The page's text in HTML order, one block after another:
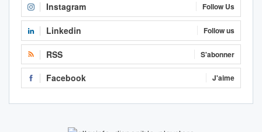
Instagram Follow Us
Linkedin Follow us
RSS S'abonner
Facebook J'aime